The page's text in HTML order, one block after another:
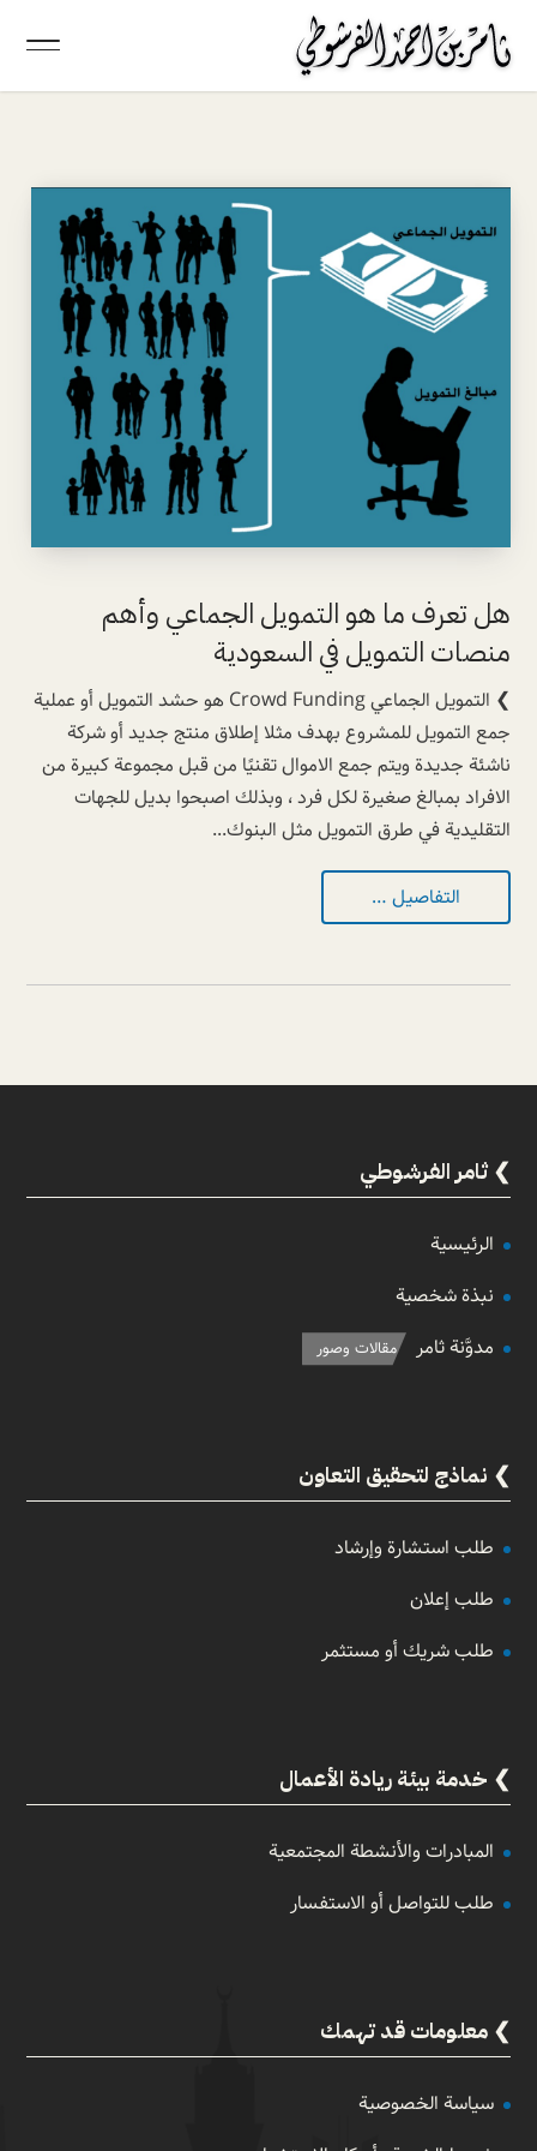
هل تعرف ما هو التمويل الجماعي وأهم
منصات التمويل في السعودية
❯ التمويل الجماعي Crowd Funding هو حشد التمويل أو عملية
جمع التمويل للمشروع بهدف مثلا إطلاق منتج جديد أو شركة
ناشئة جديدة ويتم جمع الاموال تقنيًا من قبل مجموعة كبيرة من
الافراد بمبالغ صغيرة لكل فرد ، وبذلك اصبحوا بديل للجهات
التقليدية في طرق التمويل مثل البنوك...
التفاصيل …
ثامر الفرشوطي
الرئيسية
نبذة شخصية
مدوَّنة ثامر
مقالات وصور
نماذج لتحقيق التعاون
طلب استشارة وإرشاد
طلب إعلان
طلب شريك أو مستثمر
خدمة بيئة ريادة الأعمال
المبادرات والأنشطة المجتمعية
طلب للتواصل أو الاستفسار
معلومات قد تهمك
سياسة الخصوصية